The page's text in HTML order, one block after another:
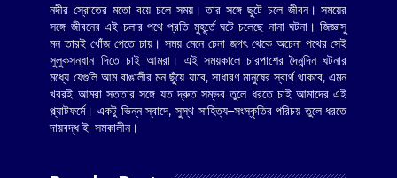
নদীর স্রোতের মতো বয়ে চলে সময়। তার সঙ্গে ছুটে চলে জীবন। সময়ের
সঙ্গে জীবনের এই চলার পথে প্রতি মুহূর্তে ঘটে চলেছে নানা ঘটনা। জিজ্ঞাসু
মন তারই খোঁজ পেতে চায়। সময় মেনে চেনা জগৎ থেকে অচেনা পথের সেই
সুলুকসন্ধান দিতে চাই আমরা। এই সময়কালে চারপাশের দৈনন্দিন ঘটনার
মধ্যে যেগুলি আম বাঙালীর মন ছুঁয়ে যাবে, সাধারণ মানুষের স্বার্থ থাকবে, এমন
খবরই আমরা সততার সঙ্গে যত দ্রুত সম্ভব তুলে ধরতে চাই আমাদের এই
প্ল্যাটফর্মে। একটু ভিন্ন স্বাদে, সুস্থ সাহিত্য–সংস্কৃতির পরিচয় তুলে ধরতে
দায়বদ্ধ ই–সমকালীন।